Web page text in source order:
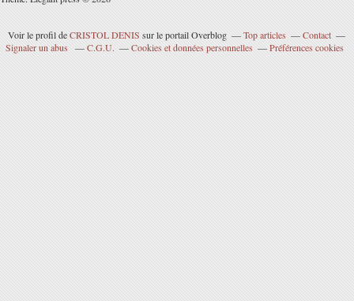
Voir le profil deCRISTOL DENIS sur le portail Overblog Top articles
Contact
Signaler un abus
C.G.U. Cookies et données personnelles Préférences cookies